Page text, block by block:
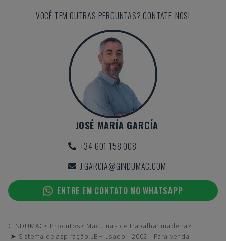
VOCÊ TEM OUTRAS PERGUNTAS? CONTATE-NOS!
JOSÉ MARÍA GARCÍA
+34 601 158 008
J.GARCIA@GINDUMAC.COM
ENTRE EM CONTATO NO WHATSAPP
GINDUMAC Produtos
Máquinas de trabalhar madeira
➤ Sistema de aspiração LBH usado - 2002 - Para venda |